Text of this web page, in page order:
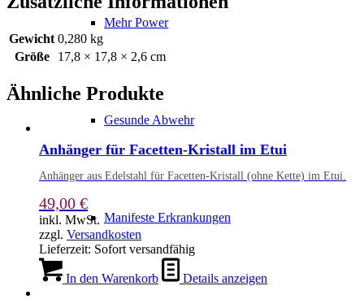
Mehr Power
Gesunde Abwehr
Manifeste Erkrankungen
Gewicht 0,280 kg
Größe
17,8 × 17,8 × 2,6 cm
Ähnliche Produkte
Anhänger für Facetten-Kristall im Etui
Anhänger aus Edelstahl für Facetten-Kristall (ohne Kette) im Etui.
49,00 €
inkl. MwSt.
zzgl. Versandkosten
Lieferzeit: Sofort versandfähig
In den Warenkorb Details anzeigen